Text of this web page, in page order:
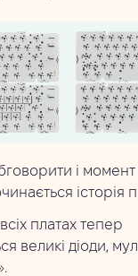
і момент
історія
платах тепер
великі діоди,